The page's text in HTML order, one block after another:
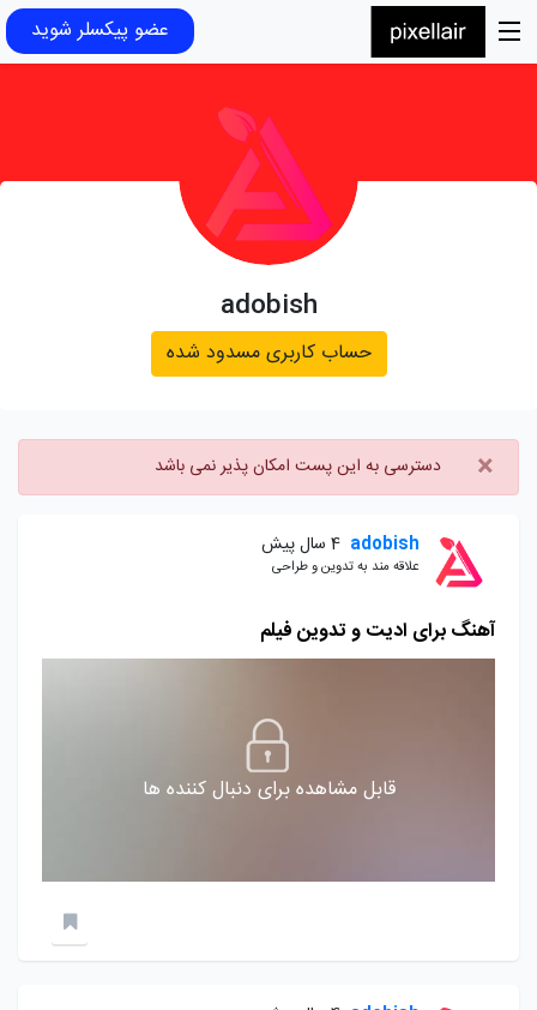
عضو پیکسلر شوید
adobish
حساب کاربری مسدود شده
× دسترسی به این پست امکان پذیر نمی باشد
adobish 4 سال پیش
علاقه مند به تدوین و طراحی
آهنگ برای ادیت و تدوین فیلم
قابل مشاهده برای دنبال کننده ها